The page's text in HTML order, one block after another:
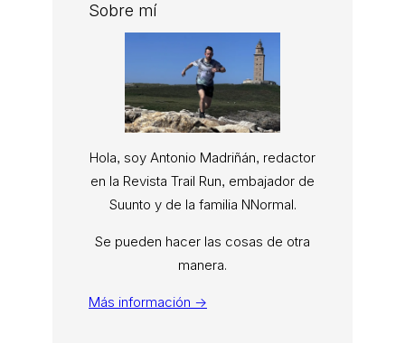
Sobre mí
Hola, soy Antonio Madriñán, redactor
en la Revista Trail Run, embajador de
Suunto y de la familia NNormal.
Se pueden hacer las cosas de otra
manera.
Más información →